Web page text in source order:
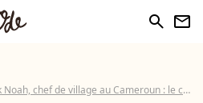
search newsletter
chef de village au Cameroun : le chanteur dévoile son énorme... concombre !